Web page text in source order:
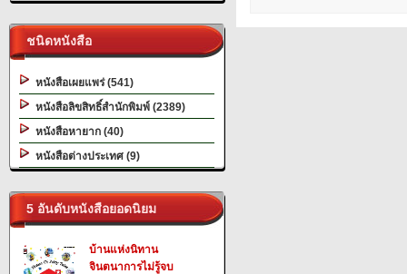
ชนิดหนังสือ
หนังสือเผยแพร่ (541)
หนังสือลิขสิทธิ์สำนักพิมพ์ (2389)
หนังสือหายาก (40)
หนังสือต่างประเทศ (9)
5 อันดับหนังสือยอดนิยม
บ้านแห่งนิทาน
จินตนาการไม่รู้จบ